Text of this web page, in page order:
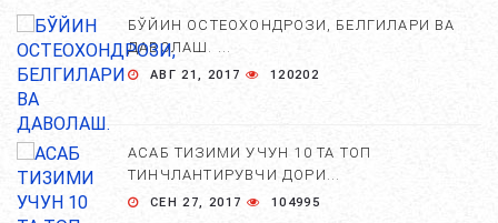
БЎЙИН ОСТЕОХОНДРОЗИ, БЕЛГИЛАРИ ВА
ДАВОЛАШ. ...
АВГ 21, 2017 120202
АСАБ ТИЗИМИ УЧУН 10 ТА ТОП
ТИНЧЛАНТИРУВЧИ ДОРИ...
СЕН 27, 2017 104995